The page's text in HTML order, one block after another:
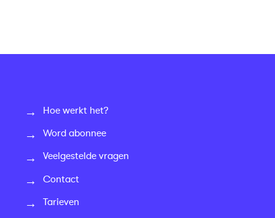
Hoe werkt het?
Word abonnee
Veelgestelde vragen
Contact
Tarieven